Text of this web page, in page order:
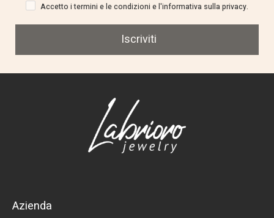
Iscriviti
Accetto i termini e le condizioni e l'informativa sulla privacy.
Azienda